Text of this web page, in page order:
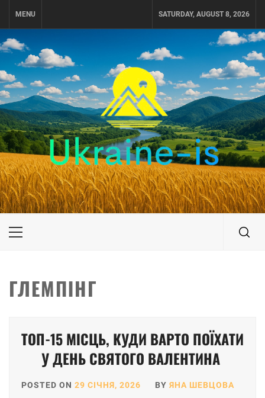
MENU SATURDAY, AUGUST 8, 2026
UKRAINE-IS
ПОДОРОЖI ПО УКРАЇНІ
Primary
ГЛЕМПІНГ
ТОП-15 МІСЦЬ, КУДИ ВАРТО ПОЇХАТИ
У ДЕНЬ СВЯТОГО ВАЛЕНТИНА
POSTED ON 29 СІЧНЯ, 2026 BY ЯНА ШЕВЦОВА